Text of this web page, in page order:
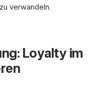
verwandeln.
Loyalty im